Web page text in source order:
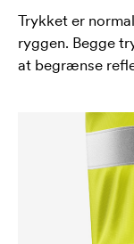
Trykket er
ryggen. Begge
at begrænse